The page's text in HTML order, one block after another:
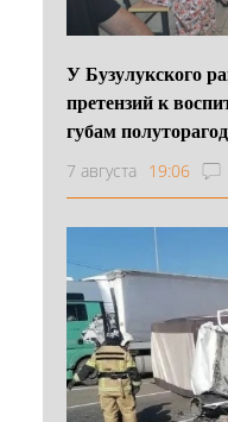
У Бузулукского
претензий к
губам
7 августа 19:06